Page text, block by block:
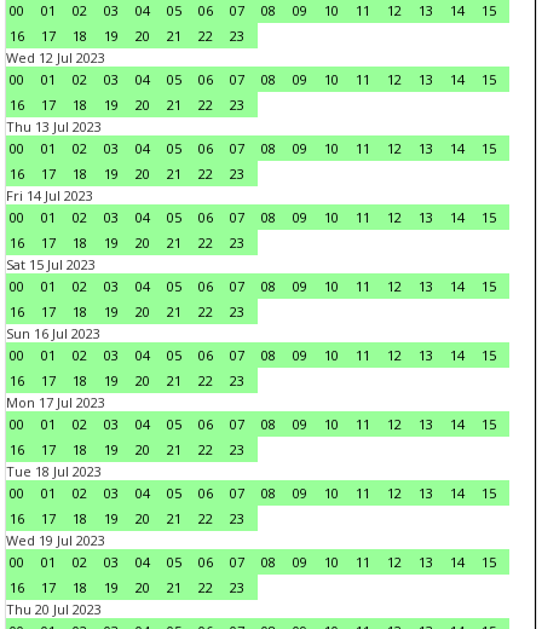
00
01 02 03 04 05 06 07 08 09 10 11 12 13 14
15
16
17 18 19 20 21 22
23
Wed 12 Jul 2023
00
01 02 03 04 05 06 07 08 09 10 11 12 13 14
15
16
17 18 19 20 21 22
23
Thu 13 Jul 2023
00
01 02 03 04 05 06 07 08 09 10 11 12 13 14
15
16
17 18 19 20 21 22
23
Fri 14 Jul 2023
00
01 02 03 04 05 06 07 08 09 10 11 12 13 14
15
16
17 18 19 20 21 22
23
Sat 15 Jul 2023
00
01 02 03 04 05 06 07 08 09 10 11 12 13 14
15
16
17 18 19 20 21 22
23
Sun 16 Jul 2023
00
01 02 03 04 05 06 07 08 09 10 11 12 13 14
15
16
17 18 19 20 21 22
23
Mon 17 Jul 2023
00
01 02 03 04 05 06 07 08 09 10 11 12 13 14
15
16
17 18 19 20 21 22
23
Tue 18 Jul 2023
00
01 02 03 04 05 06 07 08 09 10 11 12 13 14
15
16
17 18 19 20 21 22
23
Wed 19 Jul 2023
00
01 02 03 04 05 06 07 08 09 10 11 12 13 14
15
16
17 18 19 20 21 22
23
Thu 20 Jul 2023